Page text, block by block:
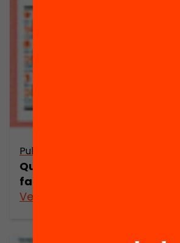
Publicació
Quin és el grau de
famílies a l’escola?
Veure’n més